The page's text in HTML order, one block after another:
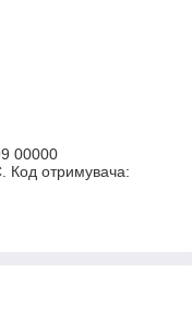
00000
отримувача: